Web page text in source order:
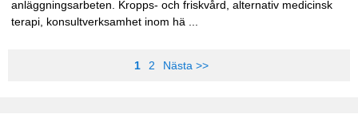
anläggningsarbeten. Kropps- och friskvård, alternativ medicinsk
terapi, konsultverksamhet inom hä ...
1 2 Nästa >>